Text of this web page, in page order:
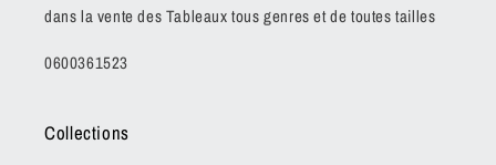
dans la vente des Tableaux tous genres et de toutes tailles
0600361523
Collections